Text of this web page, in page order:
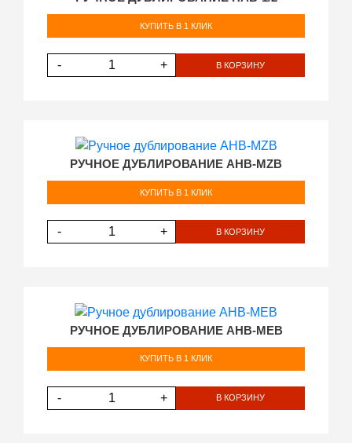
КУПИТЬ В 1 КЛИК
- + В КОРЗИНУ
РУЧНОЕ ДУБЛИРОВАНИЕ AHB-MZB
КУПИТЬ В 1 КЛИК
- + В КОРЗИНУ
РУЧНОЕ ДУБЛИРОВАНИЕ AHB-MEB
КУПИТЬ В 1 КЛИК
- + В КОРЗИНУ